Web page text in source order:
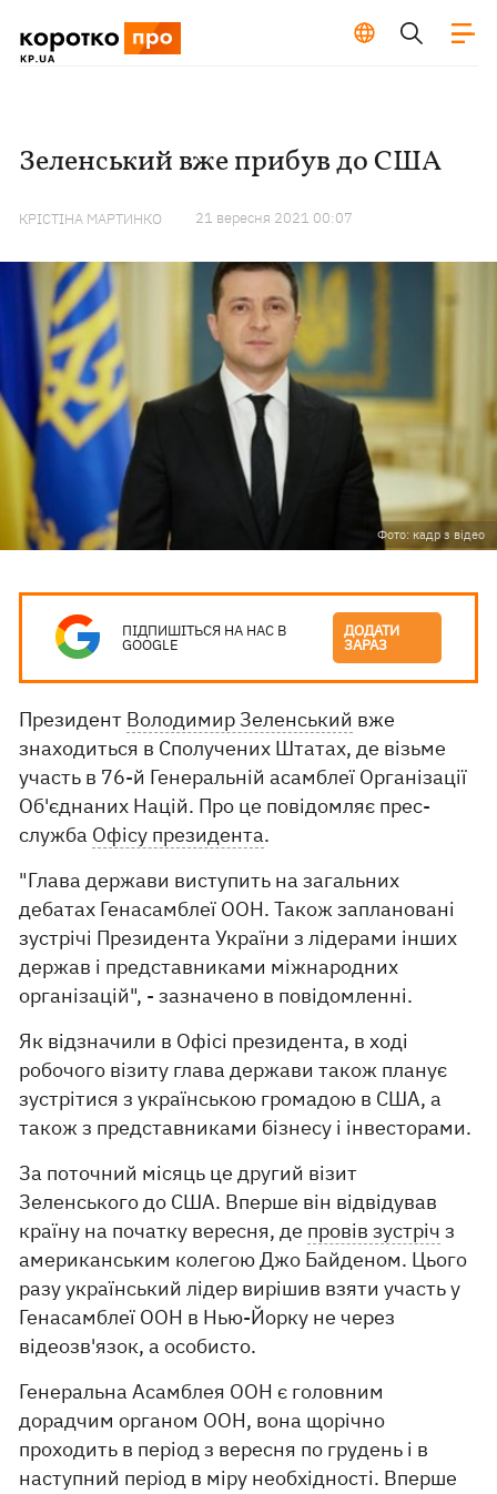
Зеленський вже прибув до США
КРІСТІНА МАРТИНКО 21 вересня 2021 00:07
Фото: кадр з відео
ПІДПИШІТЬСЯ НА НАС В
GOOGLE
ДОДАТИ
ЗАРАЗ
Президент Володимир Зеленський вже
знаходиться в Сполучених Штатах, де візьме
участь в 76-й Генеральній асамблеї Організації
Об'єднаних Націй. Про це повідомляє прес-
служба Офісу президента.
"Глава держави виступить на загальних
дебатах Генасамблеї ООН. Також заплановані
зустрічі Президента України з лідерами інших
держав і представниками міжнародних
організацій", - зазначено в повідомленні.
Як відзначили в Офісі президента, в ході
робочого візиту глава держави також планує
зустрітися з українською громадою в США, а
також з представниками бізнесу і інвесторами.
За поточний місяць це другий візит
Зеленського до США. Вперше він відвідував
країну на початку вересня, де провів зустріч з
американським колегою Джо Байденом. Цього
разу український лідер вирішив взяти участь у
Генасамблеї ООН в Нью-Йорку не через
відеозв'язок, а особисто.
Генеральна Асамблея ООН є головним
дорадчим органом ООН, вона щорічно
проходить в період з вересня по грудень і в
наступний період в міру необхідності. Вперше